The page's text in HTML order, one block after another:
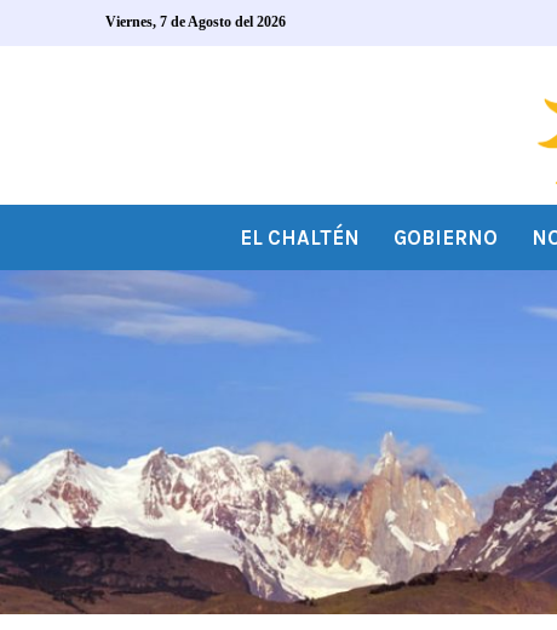
Viernes, 7 de Agosto del 2026
EL CHALTÉN GOBIERNO